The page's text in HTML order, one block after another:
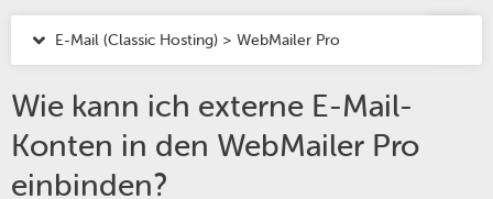
E-Mail (Classic Hosting) > WebMailer Pro
Wie kann ich externe E-Mail-
Konten in den WebMailer Pro
einbinden?